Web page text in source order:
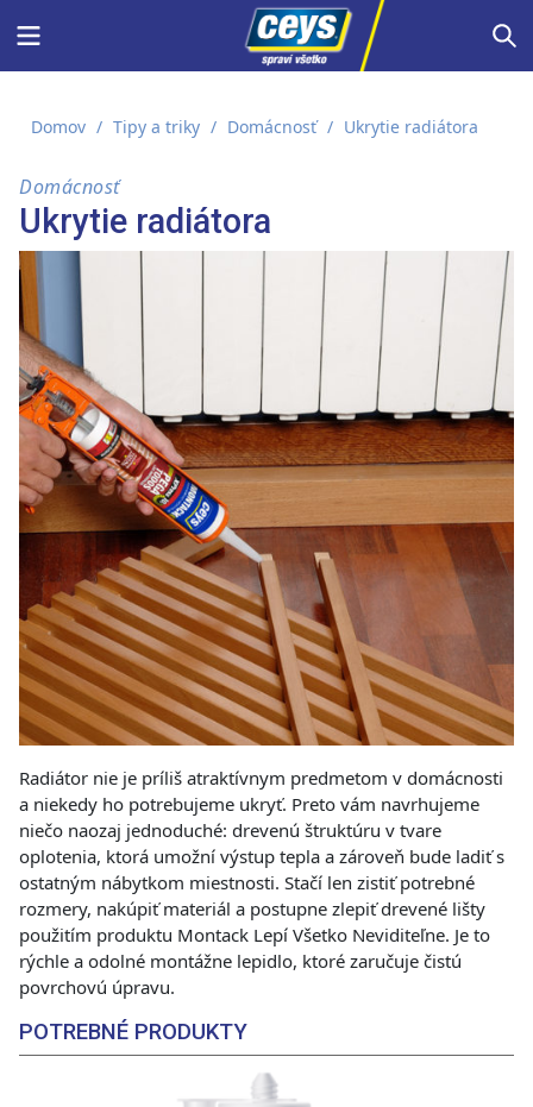
Menu
Domov / Tipy a triky / Domácnosť / Ukrytie radiátora
Domácnosť
Ukrytie radiátora
Radiátor nie je príliš atraktívnym predmetom v domácnosti
a niekedy ho potrebujeme ukryť. Preto vám navrhujeme
niečo naozaj jednoduché: drevenú štruktúru v tvare
oplotenia, ktorá umožní výstup tepla a zároveň bude ladiť s
ostatným nábytkom miestnosti. Stačí len zistiť potrebné
rozmery, nakúpiť materiál a postupne zlepiť drevené lišty
použitím produktu Montack Lepí Všetko Neviditeľne. Je to
rýchle a odolné montážne lepidlo, ktoré zaručuje čistú
povrchovú úpravu.
POTREBNÉ PRODUKTY